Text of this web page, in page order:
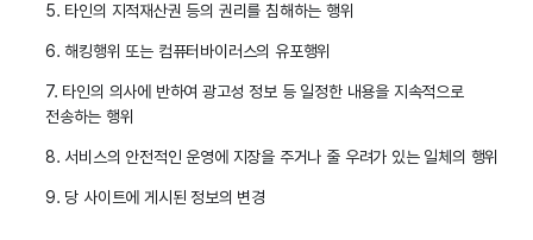
5. 타인의 지적재산권 등의 권리를 침해하는 행위
6. 해킹행위 또는 컴퓨터바이러스의 유포행위
7. 타인의 의사에 반하여 광고성 정보 등 일정한 내용을 지속적으로
전송하는 행위
8. 서비스의 안전적인 운영에 지장을 주거나 줄 우려가 있는 일체의 행위
9. 당 사이트에 게시된 정보의 변경